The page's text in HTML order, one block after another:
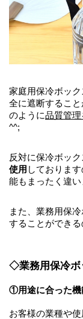
家庭用保冷ボッ
全に遮断するこ
のように品質管
^^;
反対に保冷ボック
使用 しておりま
能もまったく違い
また、業務用保
することができ
◇業務用保冷ボ
①用途に合った機
お客様の業種や